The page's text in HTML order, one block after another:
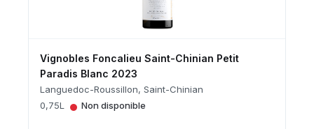
Vignobles Foncalieu Saint-Chinian Petit
Paradis Blanc 2023
Languedoc-Roussillon, Saint-Chinian
0,75L
• Non disponible